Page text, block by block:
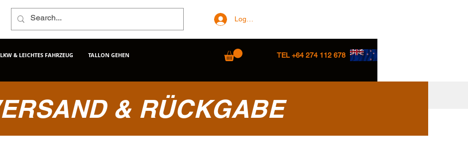
Log In/Sign up
LKW & LEICHTES FAHRZEUG TALLON GEHEN TEL +64 274 112 678
& RÜCKGABE